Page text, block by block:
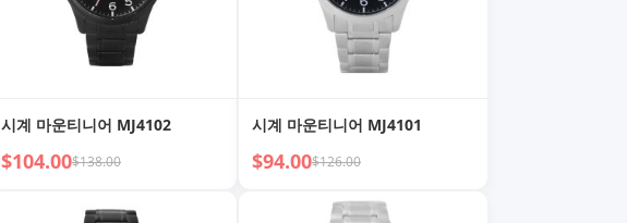
시계 마운티니어 MJ4102
$104.00$138.00
시계 마운티니어 MJ4101
$94.00$126.00